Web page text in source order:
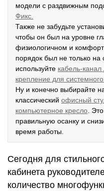
модели с раздвижным
Фикс.
Также не забудьте
чтобы он был на уровне
физиологичном и
порядок был не только
используйте кабель-
крепление для
Ну и конечно выбирайте
классический офисный
компьютерное кресло.
правильную осанку и
время работы.
Сегодня для
кабинета
количество